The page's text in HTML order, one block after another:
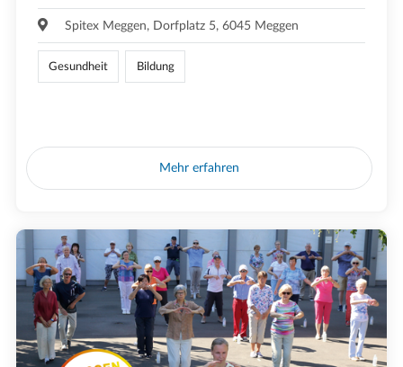
Spitex Meggen, Dorfplatz 5, 6045 Meggen
Gesundheit Bildung
Mehr erfahren